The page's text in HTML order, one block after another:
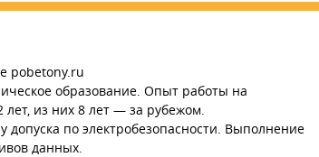
pobetony.ru
образование. Опыт работы на
из них 8 лет — за рубежом.
допуска по электробезопасности. Выполнение
данных.